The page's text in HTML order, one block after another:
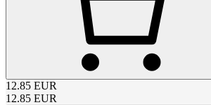
12.85 EUR
12.85 EUR